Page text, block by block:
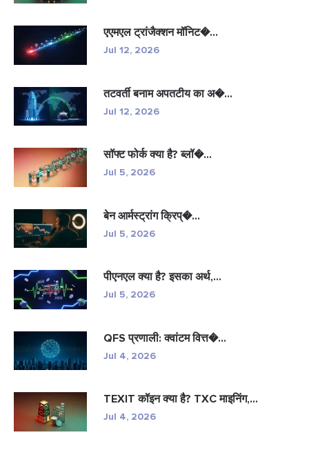
एएमएल ट्रांजैक्शन मॉनिट�...
Jul 12, 2026
तटवर्ती बनाम अपतटीय का अ�...
Jul 12, 2026
सॉफ्ट फोर्क क्या है? ब्लॉ�...
Jul 5, 2026
बेन आर्मस्ट्रांग क्रिप्�...
Jul 5, 2026
पीएनएल क्या है? इसका अर्थ,...
Jul 5, 2026
QFS प्रणाली: क्वांटम वित्त�...
Jul 4, 2026
TEXIT कॉइन क्या है? TXC माइनिंग,...
Jul 4, 2026